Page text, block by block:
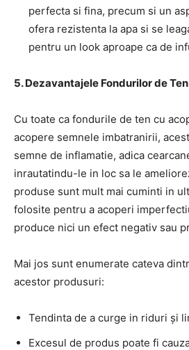
perfecta si fina, precum si un
ofera rezistenta la apa si se
pentru un look aproape ca de
5. Dezavantajele Fondurilor de
Cu toate ca fondurile de ten cu
acopere semnele imbatranirii,
semne de inflamatie, adica
inrautatindu-le in loc sa le
produse sunt mult mai cuminti in
folosite pentru a acoperi
produce nici un efect negativ sau
Mai jos sunt enumerate cateva
acestor produsuri:
Tendinta de a curge in riduri și
Excesul de produs poate fi